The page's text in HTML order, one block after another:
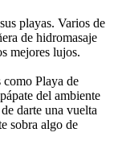
playas. Varios de
de hidromasaje
mejores lujos.
como Playa de
del ambiente
darte una vuelta
sobra algo de